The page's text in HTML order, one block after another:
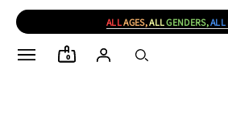
ALLAGES,ALLGENDERS,ALL
0